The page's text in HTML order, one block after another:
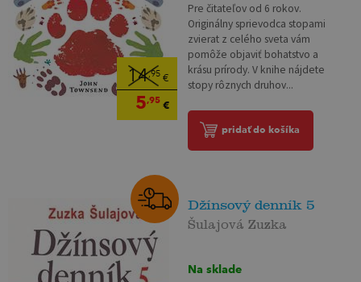
14,95€
5,95€
Pre čitateľov od 6 rokov.
Originálny sprievodca stopami
zvierat z celého sveta vám
pomôže objaviť bohatstvo a
krásu prírody. V knihe nájdete
stopy rôznych druhov...
pridať do košíka
Džínsový denník 5
Šulajová Zuzka
Na sklade